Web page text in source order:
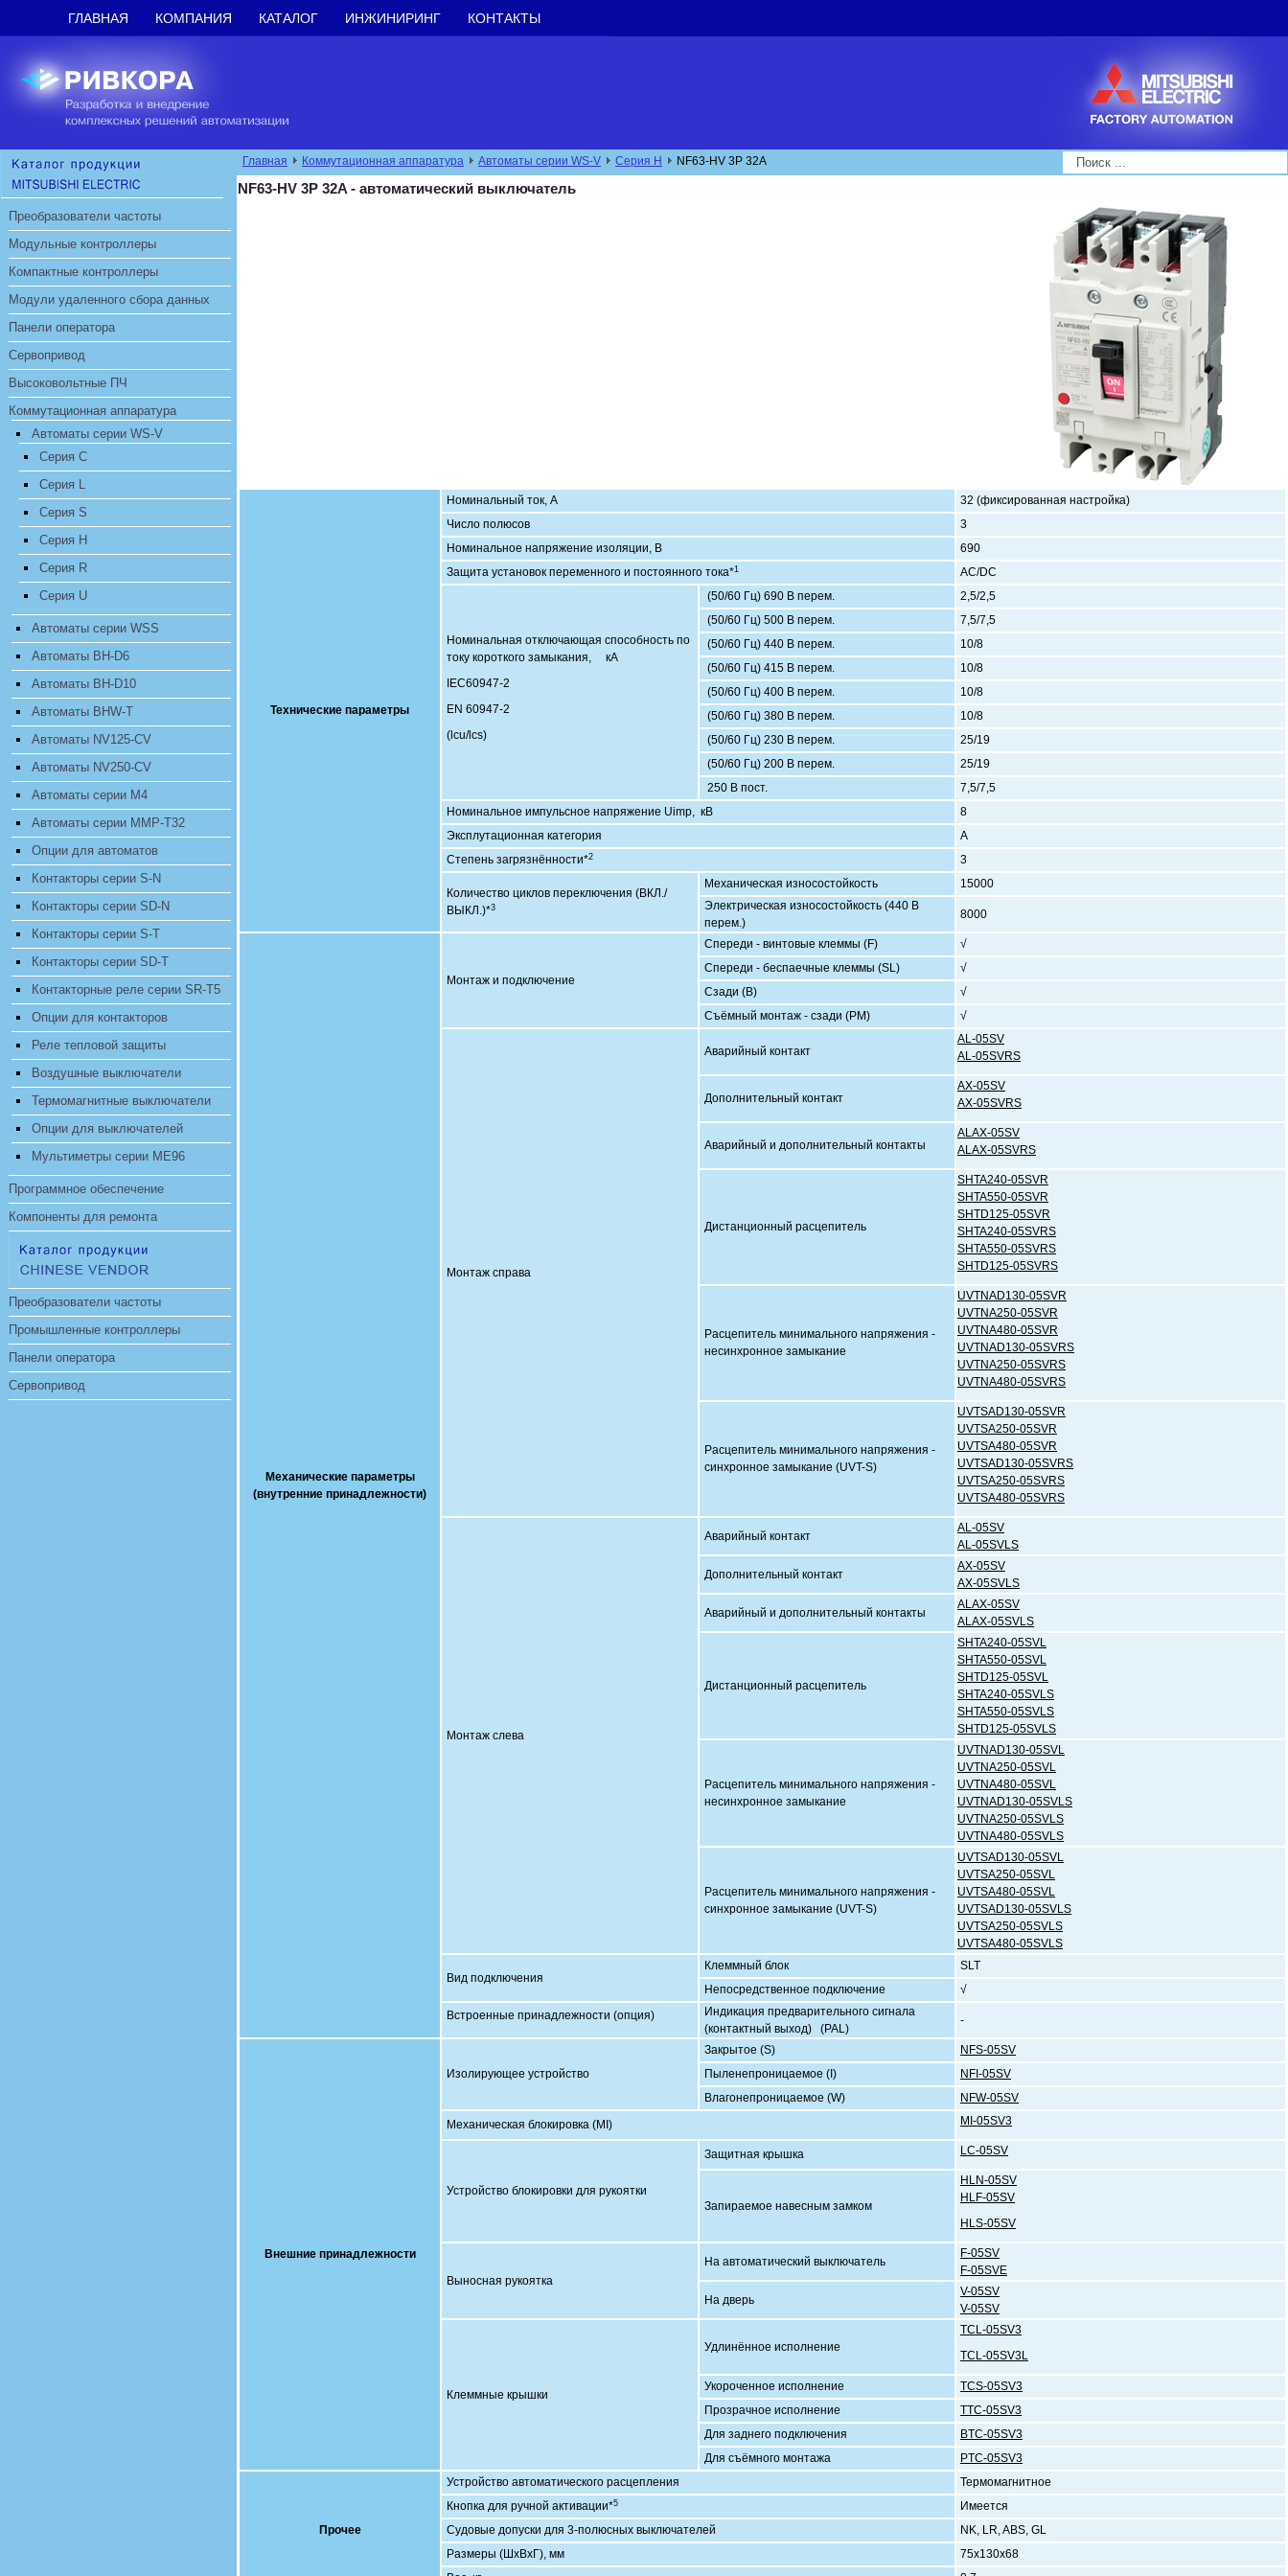
ГЛАВНАЯ КОМПАНИЯ КАТАЛОГ ИНЖИНИРИНГ КОНТАКТЫ
Преобразователи частоты
Модульные контроллеры
Компактные контроллеры
Модули удаленного сбора данных
Панели оператора
Сервопривод
Высоковольтные ПЧ
Коммутационная аппаратура
Автоматы серии WS-V
Cерия C
Cерия L
Cерия S
Cерия H
Cерия R
Cерия U
Автоматы серии WSS
Автоматы BH-D6
Автоматы BH-D10
Автоматы BHW-T
Автоматы NV125-CV
Автоматы NV250-CV
Автоматы серии M4
Автоматы серии MMP-T32
Опции для автоматов
Контакторы серии S-N
Контакторы серии SD-N
Контакторы серии S-T
Контакторы серии SD-T
Контакторные реле серии SR-T5
Опции для контакторов
Реле тепловой защиты
Воздушные выключатели
Термомагнитные выключатели
Опции для выключателей
Мультиметры серии ME96
Программное обеспечение
Компоненты для ремонта
Преобразователи частоты
Промышленные контроллеры
Панели оператора
Сервопривод
Главная Коммутационная аппаратура Автоматы серии WS-V Cерия H NF63-HV 3P 32A Search...
NF63-HV 3P 32A - автоматический выключатель
Технические параметры
Номинальный ток, А
32 (фиксированная настройка)
Число полюсов
3
Номинальное напряжение изоляции, B
690
Защита установок переменного и постоянного тока*1 AC/DC
Номинальная отключающая способность по
току короткого замыкания, кА
IEC60947-2
EN 60947-2
(lcu/lcs)
(50/60 Гц) 690 В перем.
2,5/2,5
(50/60 Гц) 500 В перем.
7,5/7,5
(50/60 Гц) 440 В перем.
10/8
(50/60 Гц) 415 В перем.
10/8
(50/60 Гц) 400 В перем.
10/8
(50/60 Гц) 380 В перем.
10/8
(50/60 Гц) 230 В перем.
25/19
(50/60 Гц) 200 В перем.
25/19
250 В пост.
7,5/7,5
Номинальное импульсное напряжение Uimp, кВ
8
Эксплутационная категория
А
Степень загрязнённости*2 3
Количество циклов переключения (ВКЛ./
ВЫКЛ.)*3
Механическая износостойкость
15000
Электрическая износостойкость (440 В
перем.)
8000
Механические параметры
(внутренние принадлежности)
Монтаж и подключение
Спереди - винтовые клеммы (F)
√
Спереди - беспаечные клеммы (SL)
√
Сзади (B)
√
Съёмный монтаж - сзади (PM)
√
Монтаж справа
Аварийный контакт
AL-05SV
AL-05SVRS
Дополнительный контакт
AX-05SV
AX-05SVRS
Аварийный и дополнительный контакты
ALAX-05SV
ALAX-05SVRS
Дистанционный расцепитель
SHTA240-05SVR
SHTA550-05SVR
SHTD125-05SVR
SHTA240-05SVRS
SHTA550-05SVRS
SHTD125-05SVRS
Расцепитель минимального напряжения -
несинхронное замыкание
UVTNAD130-05SVR
UVTNA250-05SVR
UVTNA480-05SVR
UVTNAD130-05SVRS
UVTNA250-05SVRS
UVTNA480-05SVRS
Расцепитель минимального напряжения -
синхронное замыкание (UVT-S)
UVTSAD130-05SVR
UVTSA250-05SVR
UVTSA480-05SVR
UVTSAD130-05SVRS
UVTSA250-05SVRS
UVTSA480-05SVRS
Монтаж слева
Аварийный контакт
AL-05SV
AL-05SVLS
Дополнительный контакт
AX-05SV
AX-05SVLS
Аварийный и дополнительный контакты
ALAX-05SV
ALAX-05SVLS
Дистанционный расцепитель
SHTA240-05SVL
SHTA550-05SVL
SHTD125-05SVL
SHTA240-05SVLS
SHTA550-05SVLS
SHTD125-05SVLS
Расцепитель минимального напряжения -
несинхронное замыкание
UVTNAD130-05SVL
UVTNA250-05SVL
UVTNA480-05SVL
UVTNAD130-05SVLS
UVTNA250-05SVLS
UVTNA480-05SVLS
Расцепитель минимального напряжения -
синхронное замыкание (UVT-S)
UVTSAD130-05SVL
UVTSA250-05SVL
UVTSA480-05SVL
UVTSAD130-05SVLS
UVTSA250-05SVLS
UVTSA480-05SVLS
Вид подключения
Клеммный блок
SLT
Непосредственное подключение
√
Встроенные принадлежности (опция)
Индикация предварительного сигнала
(контактный выход)
(PAL)
-
Внешние принадлежности
Изолирующее устройство
Закрытое (S)
NFS-05SV
Пыленепроницаемое (I)
NFI-05SV
Влагонепроницаемое (W)
NFW-05SV
Механическая блокировка (MI)
MI-05SV3
Устройство блокировки для рукоятки
Защитная крышка LC-05SV
Запираемое навесным замком
HLN-05SV
HLF-05SV
HLS-05SV
Выносная рукоятка
На автоматический выключатель
F-05SV
F-05SVE
На дверь
V-05SV
V-05SV
Клеммные крышки
Удлинённое исполнение
TCL-05SV3
TCL-05SV3L
Укороченное исполнение
TCS-05SV3
Прозрачное исполнение
TTC-05SV3
Для заднего подключения
BTC-05SV3
Для съёмного монтажа
PTC-05SV3
Прочее
Устройство автоматического расцепления
Термомагнитное
Кнопка для ручной активации*5
Имеется
Судовые допуски для 3-полюсных выключателей
NK, LR, ABS, GL
Размеры (ШхВхГ), мм
75х130х68